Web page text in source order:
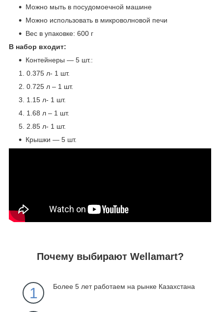
Можно мыть в посудомоечной машине
Можно использовать в микроволновой печи
Вес в упаковке: 600 г
В набор входит:
Контейнеры ― 5 шт.:
0.375 л- 1 шт.
0.725 л – 1 шт.
1.15 л- 1 шт.
1.68 л – 1 шт.
2.85 л- 1 шт.
Крышки ― 5 шт.
Почему выбирают Wellamart?
1 Более 5 лет работаем на рынке Казахстана